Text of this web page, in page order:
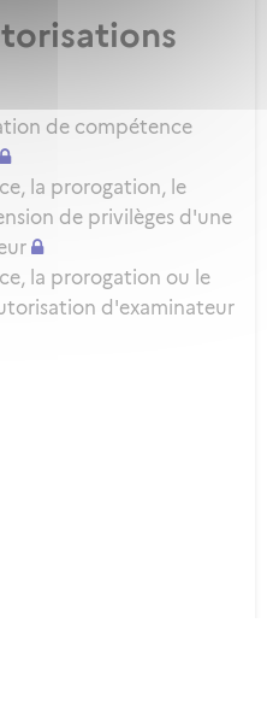
de compétence
la prorogation, le
de privilèges d'une
la prorogation ou le
d'examinateur